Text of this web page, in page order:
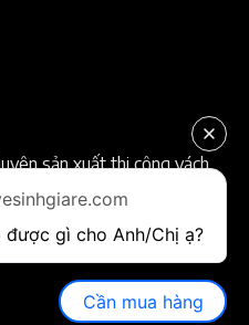
sản xuất thi công vách
tốt. Chuyên nghiệp, uy tín
cung cấp khác trên thị
Cần mua hàng